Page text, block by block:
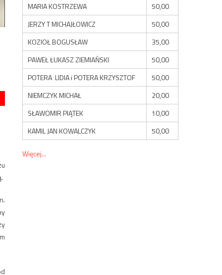
MARIA KOSTRZEWA
50,00
JERZY T MICHAJŁOWICZ
50,00
KOZIOŁ BOGUSŁAW
35,00
PAWEŁ ŁUKASZ ZIEMIAŃSKI
50,00
POTERA LIDIA i POTERA KRZYSZTOF
50,00
NIEMCZYK MICHAŁ
20,00
SŁAWOMIR PIĄTEK
10,00
KAMIL JAN KOWALCZYK
50,00
Więcej...